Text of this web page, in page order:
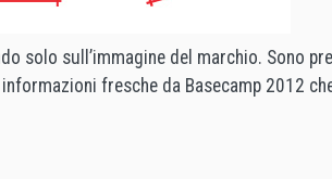
solo sull’immagine del marchio. Sono
fresche da Basecamp 2012